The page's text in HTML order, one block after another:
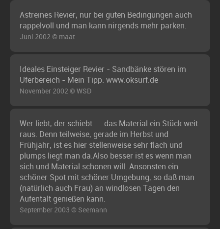
Astreines Revier, nur bei guten Bedingungen auch
rappelvoll und man kann nirgends mehr parken.
Juni 2002 © maat
Ideales Einsteiger Revier - Sandbänke stören im
Uferbereich - Mein Tipp: www.oksurf.de
November 2002 © WSD
Wer liebt, der schiebt..... das Material ein Stück weit
raus. Denn teilweise, gerade im Herbst und
Frühjahr, ist es hier stellenweise sehr flach und
plumps liegt man da.Also besser ist es wenn man
sich und Material schonen will. Ansonsten ein
schöner Spot mit schöner Umgebung, so daß man
(natürlich auch Frau) an windlosen Tagen den
Aufentalt genießen kann.
September 2003 © Seemann